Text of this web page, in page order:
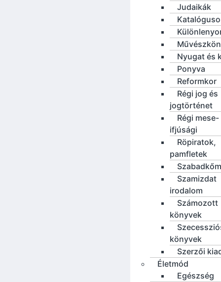
Judaikák
Nyugat és
Ponyva
Reformkor
Régi jog és
jogtörténet
Régi mese-
ifjúsági
Röpiratok,
pamfletek
Szamizdat
irodalom
Számozott
könyvek
könyvek
Szerzői
Életmód
Egészség